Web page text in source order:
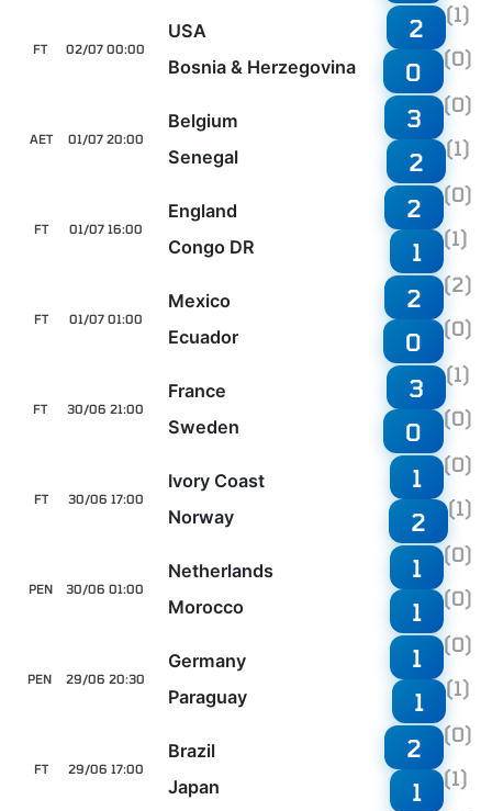
02/07 00:00
FT
USA
Bosnia & Herzegovina
2 (1)
0 (0)
01/07 20:00
AET
Belgium
Senegal
3 (0)
2 (1)
01/07 16:00
FT
England
Congo DR
2 (0)
1 (1)
01/07 01:00
FT
Mexico
Ecuador
2 (2)
0 (0)
30/06 21:00
FT
France
Sweden
3 (1)
0 (0)
30/06 17:00
FT
Ivory Coast
Norway
1 (0)
2 (1)
30/06 01:00
PEN
Netherlands
Morocco
1 (0)
1 (0)
29/06 20:30
PEN
Germany
Paraguay
1 (0)
1 (1)
29/06 17:00
FT
Brazil
Japan
2 (0)
1 (1)